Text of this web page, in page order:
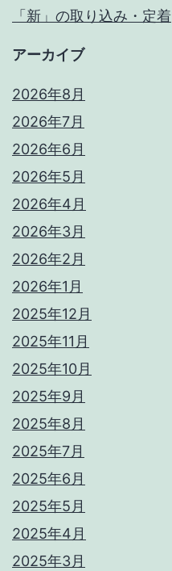
「新」の取り込み・定着
アーカイブ
2026年8月
2026年7月
2026年6月
2026年5月
2026年4月
2026年3月
2026年2月
2026年1月
2025年12月
2025年11月
2025年10月
2025年9月
2025年8月
2025年7月
2025年6月
2025年5月
2025年4月
2025年3月